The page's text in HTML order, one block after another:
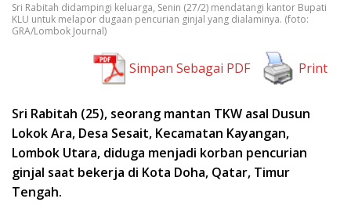
Sri Rabitah didampingi keluarga, Senin (27/2) mendatangi kantor Bupati
KLU untuk melapor dugaan pencurian ginjal yang dialaminya. (foto:
GRA/Lombok Journal)
Simpan Sebagai PDF Print
Sri Rabitah (25), seorang mantan TKW asal Dusun
Lokok Ara, Desa Sesait, Kecamatan Kayangan,
Lombok Utara, diduga menjadi korban pencurian
ginjal saat bekerja di Kota Doha, Qatar, Timur
Tengah.